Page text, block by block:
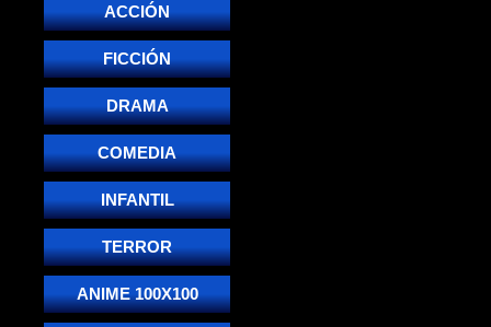
ACCIÓN
FICCIÓN
DRAMA
COMEDIA
INFANTIL
TERROR
ANIME 100X100